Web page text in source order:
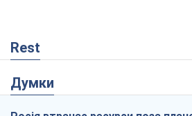
Rest
Думки